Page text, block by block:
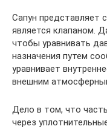
Сапун представляет
является клапаном.
чтобы уравнивать
назначения путем
уравнивает
внешним
Дело в том, что
через